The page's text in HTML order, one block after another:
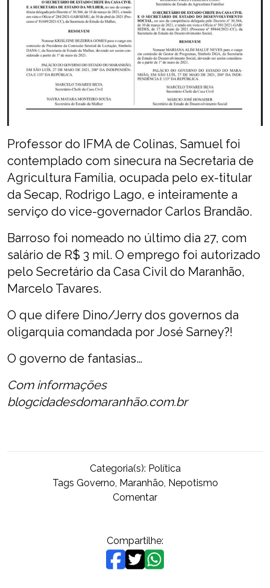
Professor do IFMA de Colinas, Samuel foi
contemplado com sinecura na Secretaria de
Agricultura Família, ocupada pelo ex-titular
da Secap, Rodrigo Lago, e inteiramente a
serviço do vice-governador Carlos Brandão.
Barroso foi nomeado no último dia 27, com
salário de R$ 3 mil. O emprego foi autorizado
pelo Secretário da Casa Civil do Maranhão,
Marcelo Tavares.
O que difere Dino/Jerry dos governos da
oligarquia comandada por José Sarney?!
O governo de fantasias…
Com informações
blogcidadesdomaranhão.com.br
Categoria(s): Política
Tags Governo, Maranhão, Nepotismo
Comentaron
Arnaldo
?
Irmão
Compartilhe: